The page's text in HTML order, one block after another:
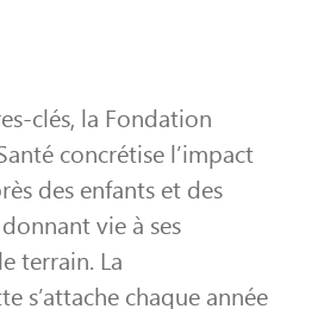
clés, la Fondation
concrétise l’impact
des enfants et des
vie à ses
terrain. La
s’attache chaque année